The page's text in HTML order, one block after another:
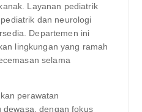
Layanan pediatrik
dan neurologi
Departemen ini
lingkungan yang ramah
selama
perawatan
dewasa, dengan fokus